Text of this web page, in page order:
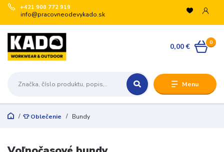
Menu
+421 908 772 919
info@pracovneodevykado.sk
0
0,00 €
👕 Oblečenie Bundy